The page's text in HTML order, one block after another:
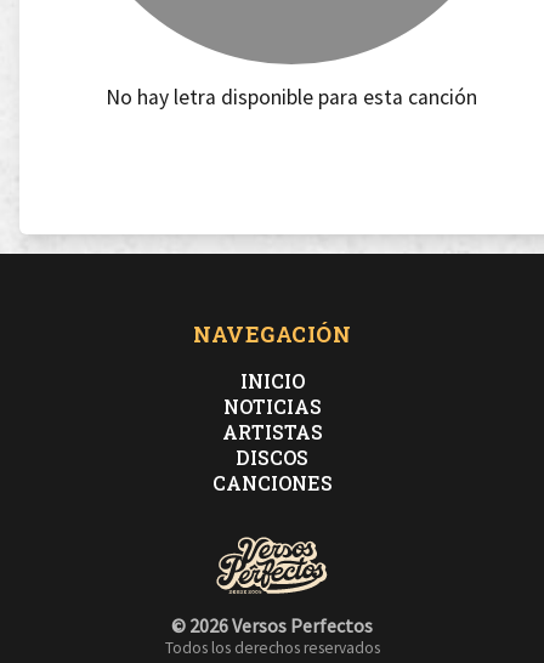
No hay letra disponible para esta canción
NAVEGACIÓN
INICIO
NOTICIAS
ARTISTAS
DISCOS
CANCIONES
© 2026 Versos Perfectos
Todos los derechos reservados